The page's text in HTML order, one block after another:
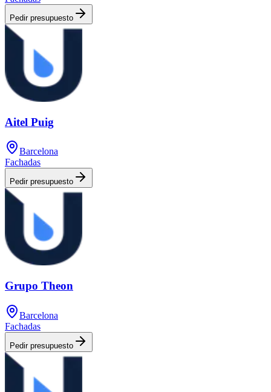
Pedir presupuesto
Aitel Puig
Barcelona
Fachadas
Pedir presupuesto
Grupo Theon
Barcelona
Fachadas
Pedir presupuesto